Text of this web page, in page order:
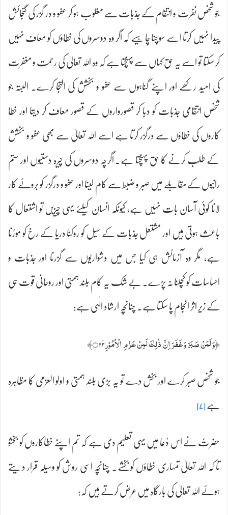
جو شخص نفرت و انتقام کے جذبات سے مغلوب ہو کر عفو و در گزر کی گنجائش
پیدا نہیں کرتا اسے سوچنا چاہیے کہ اگر وہ دوسروں کی خطاؤں کو معاف نہیں
کر سکتا تو اسے یہ حق کہاں سے پہنچتا ہے کہ وہ اللہ تعالیٰ کی رحمت و مغفرت
کی امید رکھے اور اپنے گناہوں سے عفو و بخشش کی التجا کرے۔ البتہ جو
شخص انتقامی جذبات کو دبا کر قصورواروں کے قصور معاف کر دیتا اور خطا
کاروں کی خطاؤں سے درگزر کرتا ہے اسے اللہ تعالیٰ سے بھی عفو و بخشش
کے طلب کرنے کا حق پہنچتا ہے۔ اگرچہ دوسروں کی چیرہ دستیوں اور ستم
رانیوں کے مقابلے میں صبر و ضبط سے کام لینا اور عفو و درگزر کو بروئے کار
لانا کوئی آسان بات نہیں ہے، کیونکہ انسان کیلئے یہی چیزیں تو اشتعال کا
باعث ہوتی ہیں اور مشتعل جذبات کے سیل کو روکنا دریا کے رخ کو موڑنا
ہے، مگر وہ آزمائش ہی کیا جس میں دشواریوں سے گزرنا اور جذبات و
احساسات کو کچلنا نہ پڑے۔ بے شک یہ کام بلند ہمتی اور روحانی قوت ہی
کے زیر اثر انجام پا سکتا ہے۔ چنانچہ ارشاد الٰہی ہے:
﴿وَلَمَنْ صَبَرَ وَغَفَرَ اِنَّ ذٰلِكَ لَمِنْ عَزْمِ الْاُمُوْرِ۝۴۳ۧ﴾
جو شخص صبر کرے اور بخش دے تو یہ بڑی بلند ہمتی و اولو العزمی کا مظاہرہ
ہے[۷]
حضرتؑ نے اس دُعا میں یہی تعلیم دی ہے کہ تم اپنے خطاکاروں کو بخشو
تا کہ اللہ تعالیٰ تمہاری خطاؤں کو بخشے۔ چنانچہ اسی روش کو وسیلہ قرار دیتے
ہوئے اللہ تعالیٰ کی بارگاہ میں عرض کرتے ہیں کہ: